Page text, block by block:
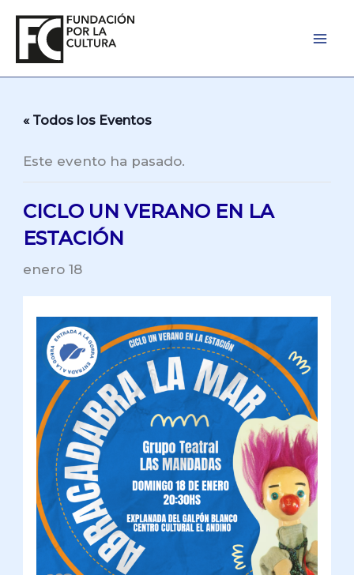
contenido
« Todos los Eventos
Este evento ha pasado.
CICLO UN VERANO EN LA
ESTACIÓN
enero 18